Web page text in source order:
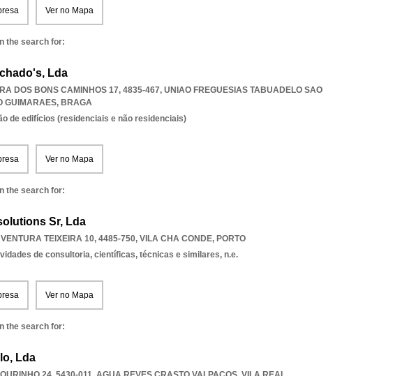
Ver no Mapa
the search for:
Lda
DOS BONS CAMINHOS 17, 4835-467, UNIAO FREGUESIAS TABUADELO SAO
GUIMARAES, BRAGA
de edifícios (residenciais e não residenciais)
Ver no Mapa
the search for:
Sr, Lda
TEIXEIRA 10, 4485-750, VILA CHA CONDE, PORTO
de consultoria, científicas, técnicas e similares, n.e.
Ver no Mapa
the search for:
Lda